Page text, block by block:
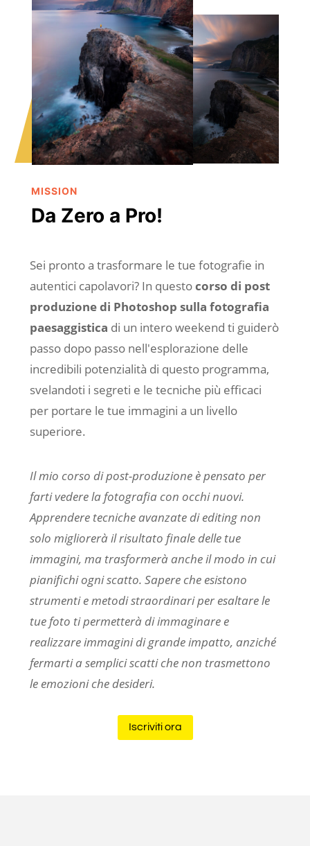
MISSION
Da Zero a Pro!
Sei pronto a trasformare le tue fotografie in
autentici capolavori? In questocorso di post
produzione di Photoshop sulla fotografia
paesaggistica di un intero weekend ti guiderò
passo dopo passo nell'esplorazione delle
incredibili potenzialità di questo programma,
svelandoti i segreti e le tecniche più efficaci
per portare le tue immagini a un livello
superiore.
Il mio corso di post-produzione è pensato per
farti vedere la fotografia con occhi nuovi.
Apprendere tecniche avanzate di editing non
solo migliorerà il risultato finale delle tue
immagini, ma trasformerà anche il modo in cui
pianifichi ogni scatto. Sapere che esistono
strumenti e metodi straordinari per esaltare le
tue foto ti permetterà di immaginare e
realizzare immagini di grande impatto, anziché
fermarti a semplici scatti che non trasmettono
le emozioni che desideri.
Iscriviti ora